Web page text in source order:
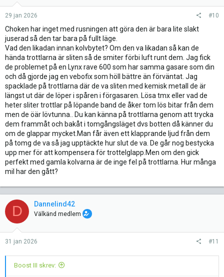
29 jan 2026 #10
Choken har inget med rusningen att göra den är bara lite slakt
juserad så den tar bara på fullt läge.
Vad den likadan innan kolvbytet? Om den va likadan så kan de
hända trottlarna är sliten så de smiter förbi luft runt dem. Jag fick
de problemet på en Lynx rave 600 som har samma gasare som din
och då gjorde jag en vebofix som höll bättre än förväntat. Jag
spacklade på trottlarna där de va sliten med kemisk metall de är
längst ut där de löper i spåren i förgasaren. Lösa tmx eller vad de
heter sliter trottlar på löpande band de åker tom lös bitar från dem
men de öär lövtunna.. Du kan känna på trottlarna genom att trycka
dem frammåt och bakåt i tomgångsläget dvs botten då känner du
om de glappar mycket.Man får även ett klapprande ljud från dem
på tomg de va så jag upptäckte hur slut de va. De går nog bestycka
upp mer för att kompensera för trottelglapp.Men om den gick
perfekt med gamla kolvarna är de inge fel på trottlarna. Hur många
mil har den gått?
D Dannelind42
Välkänd medlem
31 jan 2026 #11
Boost III skrev: